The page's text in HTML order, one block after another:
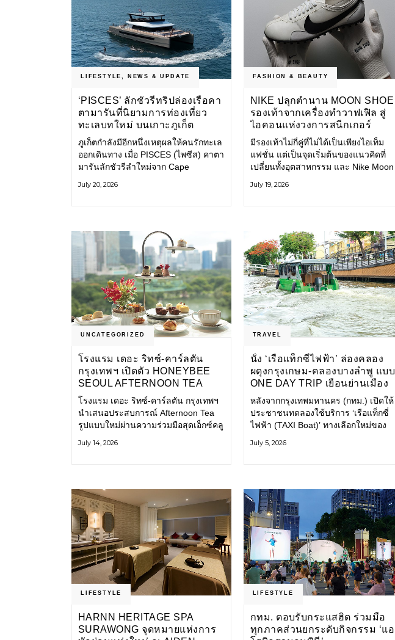
LIFESTYLE NEWS & UPDATE
‘PISCES’ ลักชัวรีทริปล่องเรือคา
ตามารันที่นิยามการท่องเที่ยว
ทะเลบทใหม่ บนเกาะภูเก็ต
ภูเก็ตกำลังมีอีกหนึ่งเหตุผลให้คนรักทะเล
ออกเดินทาง เมื่อ PISCES (ไพซีส) คาตา
มารันลักชัวรีลำใหม่จาก Cape
ทะเลอันดามันและอ่าวพังงาในมุมที่ต่าง
เป็นส่วนหนึ่งของการเดินทาง ทั้งงาน
บริการ สิ่งอำนวยความสะดวก
July 20, 2026
FASHION & BEAUTY
NIKE ปลุกตำนาน MOON SHOE
รองเท้าจากเครื่องทำวาฟเฟิล สู่
ไอคอนแห่งวงการสนีกเกอร์
มีรองเท้าไม่กี่คู่ที่ไม่ได้เป็นเพียงไอเท็ม
แฟชั่น แต่เป็นจุดเริ่มต้นของแนวคิดที่
เปลี่ยนทั้งอุตสาหกรรม และ Nike Moon
ไอคอนที่ถือกำเนิดเมื่อกว่าครึ่งศตวรรษ
Nike
July 19, 2026
UNCATEGORIZED
โรงแรม เดอะ ริทซ์-คาร์ลตัน
กรุงเทพฯ เปิดตัว HONEYBEE
SEOUL AFTERNOON TEA
COLLABORATION ณ คาเลโอ
(CALEŌ) ชวนสัมผัสเสน่ห์ของ
ขนมหวานร่วมสมัยจากกรุงโซล
โรงแรม เดอะ ริทซ์-คาร์ลตัน กรุงเทพฯ
นำเสนอประสบการณ์ Afternoon Tea
รูปแบบใหม่ผ่านความร่วมมือสุดเอ็กซ์คลู
หวานสไตล์ฝรั่งเศสร่วมสมัยชื่อดังจาก
July 14, 2026
TRAVEL
นั่ง ‘เรือแท็กซี่ไฟฟ้า’ ล่องคลอง
ผดุงกรุงเกษม-คลองบางลำพู แบบ
ONE DAY TRIP เยือนย่านเมือง
เก่า เที่ยววิถีสโลว์ไลฟ์แบบรักษ์
โลก
หลังจากกรุงเทพมหานคร (กทม.) เปิดให้
ประชาชนทดลองใช้บริการ ‘เรือแท็กซี่
ไฟฟ้า (TAXI Boat)’ ทางเลือกใหม่ของ
และเป็นมิตรกับสิ่งแวดล้อม ผ่าน
July 5, 2026
LIFESTYLE
HARNN HERITAGE SPA
SURAWONG จุดหมายแห่งการ
LIFESTYLE
กทม. ตอบรับกระแสฮิต ร่วมมือ
ทุกภาคส่วนยกระดับกิจกรรม ‘แอ